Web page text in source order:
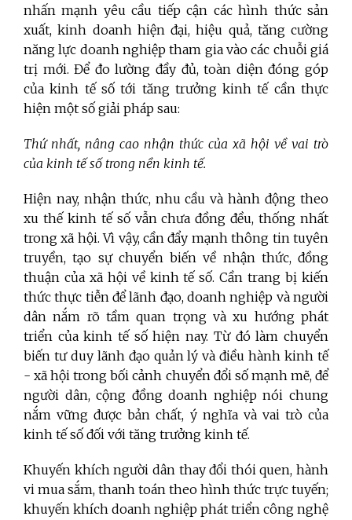
nhấn mạnh yêu cầu tiếp cận các hình thức sản
xuất, kinh doanh hiện đại, hiệu quả, tăng cường
năng lực doanh nghiệp tham gia vào các chuỗi giá
trị mới. Để đo lường đầy đủ, toàn diện đóng góp
của kinh tế số tới tăng trưởng kinh tế cần thực
hiện một số giải pháp sau:
Thứ nhất, nâng cao nhận thức của xã hội về vai trò
của kinh tế số trong nền kinh tế.
Hiện nay, nhận thức, nhu cầu và hành động theo
xu thế kinh tế số vẫn chưa đồng đều, thống nhất
trong xã hội. Vì vậy, cần đẩy mạnh thông tin tuyên
truyền, tạo sự chuyển biến về nhận thức, đồng
thuận của xã hội về kinh tế số. Cần trang bị kiến
thức thực tiễn để lãnh đạo, doanh nghiệp và người
dân nắm rõ tầm quan trọng và xu hướng phát
triển của kinh tế số hiện nay. Từ đó làm chuyển
biến tư duy lãnh đạo quản lý và điều hành kinh tế
- xã hội trong bối cảnh chuyển đổi số mạnh mẽ, để
người dân, cộng đồng doanh nghiệp nói chung
nắm vững được bản chất, ý nghĩa và vai trò của
kinh tế số đối với tăng trưởng kinh tế.
Khuyến khích người dân thay đổi thói quen, hành
vi mua sắm, thanh toán theo hình thức trực tuyến;
khuyến khích doanh nghiệp phát triển công nghệ